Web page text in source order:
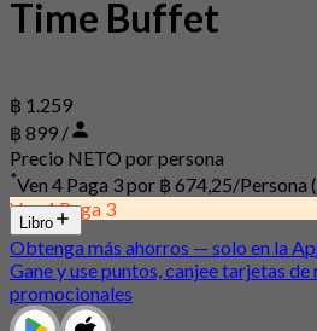
Time Buffet
฿ 1.259
฿ 899 /
Precio NETO por persona
*Ven 4 Paga 3 por ฿ 674,25/Persona
Ven 4 Paga 3
Libro
Obtenga más ahorros — solo en la
Gane y use puntos, canjee tarjetas
promocionales